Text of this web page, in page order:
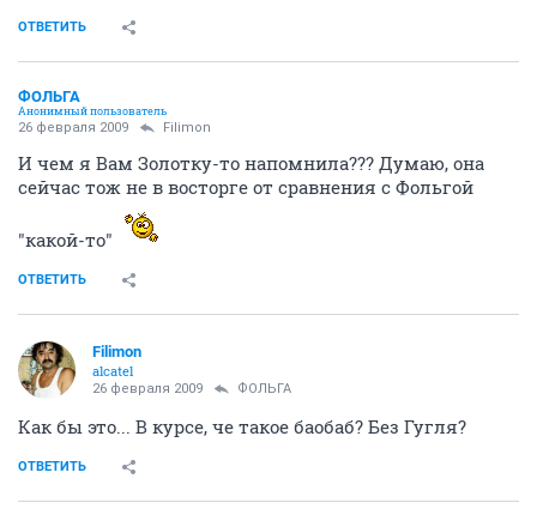
ОТВЕТИТЬ
ФОЛЬГА
Анонимный пользователь
26 февраля 2009 Filimon
И чем я Вам Золотку-то напомнила??? Думаю, она
сейчас тож не в восторге от сравнения с Фольгой
"какой-то"
ОТВЕТИТЬ
Filimon
alcatel
26 февраля 2009 ФОЛЬГА
Как бы это... В курсе, че такое баобаб? Без Гугля?
ОТВЕТИТЬ